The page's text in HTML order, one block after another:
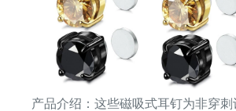
产品介绍：这些磁吸式耳钉为非穿